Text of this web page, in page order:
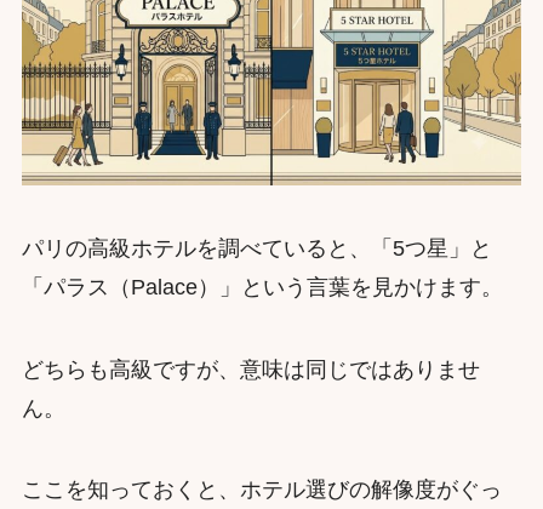
パリの高級ホテルを調べていると、「5つ星」と
「パラス（Palace）」という言葉を見かけます。
どちらも高級ですが、意味は同じではありませ
ん。
ここを知っておくと、ホテル選びの解像度がぐっ